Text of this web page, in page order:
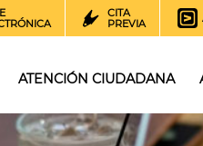
CITA
PREVIA
ATENCIÓN CIUDADANA